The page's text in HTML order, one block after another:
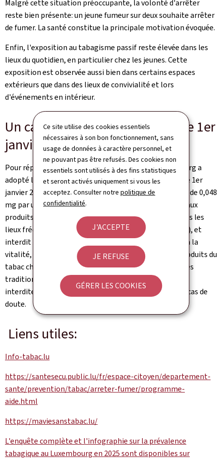
Ce site utilise des cookies essentiels
nécessaires à son bon fonctionnement, sans
usage de données à caractère personnel, et
ne pouvant pas être refusés. Des cookies non
essentiels sont utilisés à des fins statistiques
et seront activés uniquement si vous les
acceptez. Consulter notrepolitique de
confidentialité.
J'ACCEPTE
JE REFUSE
GÉRER LES COOKIES
Malgré cette situation préoccupante, la volonté d'arrêter
reste bien présente: un jeune fumeur sur deux souhaite arrêter
de fumer. La santé constitue la principale motivation évoquée.
Enfin, l'exposition au tabagisme passif reste élevée dans les
lieux du quotidien, en particulier chez les jeunes. Cette
exposition est observée aussi bien dans certains espaces
extérieurs que dans des lieux de convivialité et lors
d'événements en intérieur.
Un cadre légal renforcé depuis le 1er
janvier 2026
Pour répondre à certains de ces constats, le Luxembourg a
adopté la loi du 28 novembre 2025, entrée en vigueur le 1er
janvier 2026. Elle fixe une teneur maximale en nicotine de 0,048
mg par unité pour les sachets de nicotine et les nouveaux
produits nicotiniques, interdit leur consommation dans les
lieux fréquentés par les jeunes (écoles, terrains de jeux), et
interdit les additifs stimulants associés à l'énergie et à la
vitalité, comme la caféine, la taurine ou le CBD. Les produits du
tabac chauffés sont alignés sur les règles des cigarettes
traditionnelles. La vente aux mineurs est strictement
interdite, avec obligation de vérification d'identité en cas de
doute.
Liens utiles:
Info-tabac.lu
https://santesecu.public.lu/fr/espace-citoyen/departement-
sante/prevention/tabac/arreter-fumer/programme-
aide.html
https://maviesanstabac.lu/
L'enquête complète et l'infographie sur la prévalence
tabagique au Luxembourg en 2025 sont disponibles sur